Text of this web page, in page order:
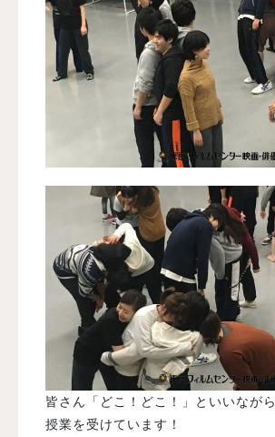
皆さん「どこ！どこ！」といいなが
授業を受けています！